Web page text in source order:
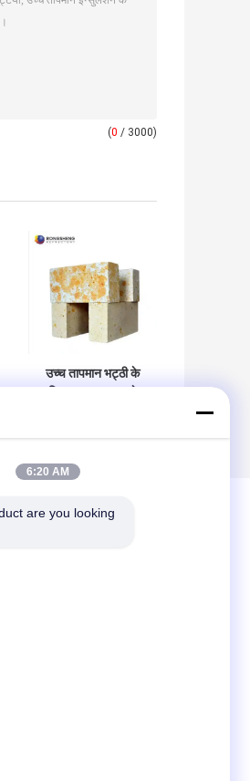
(0 / 3000)
उच्च तापमान भट्ठी के
6:20 AM
are you looking